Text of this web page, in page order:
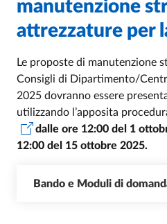
manutenzione
attrezzature per
Le proposte di manutenzione
Consigli di Dipartimento/
2025 dovranno essere
utilizzando l’apposita
dalle ore 12:00 del 1
12:00 del 15 ottobre 2025.
Bando e Moduli di